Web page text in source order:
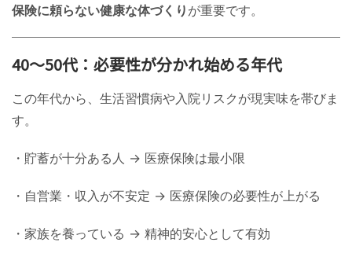
保険に頼らない健康な体づくり が重要です。
40〜50代：必要性が分かれ始める年代
この年代から、生活習慣病や入院リスクが現実味を帯びま
す。
・貯蓄が十分ある人 → 医療保険は最小限
・自営業・収入が不安定 → 医療保険の必要性が上がる
・家族を養っている → 精神的安心として有効